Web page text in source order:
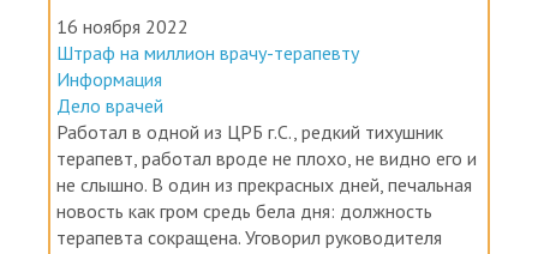
Штраф на миллион врачу-терапевту
Информация
Дело врачей
Работал в одной из ЦРБ г.С., редкий тихушник
терапевт, работал вроде не плохо, не видно его и
не слышно. В один из прекрасных дней, печальная
новость как гром средь бела дня: должность
терапевта сокращена. Уговорил руководителя
медицинской организаци...